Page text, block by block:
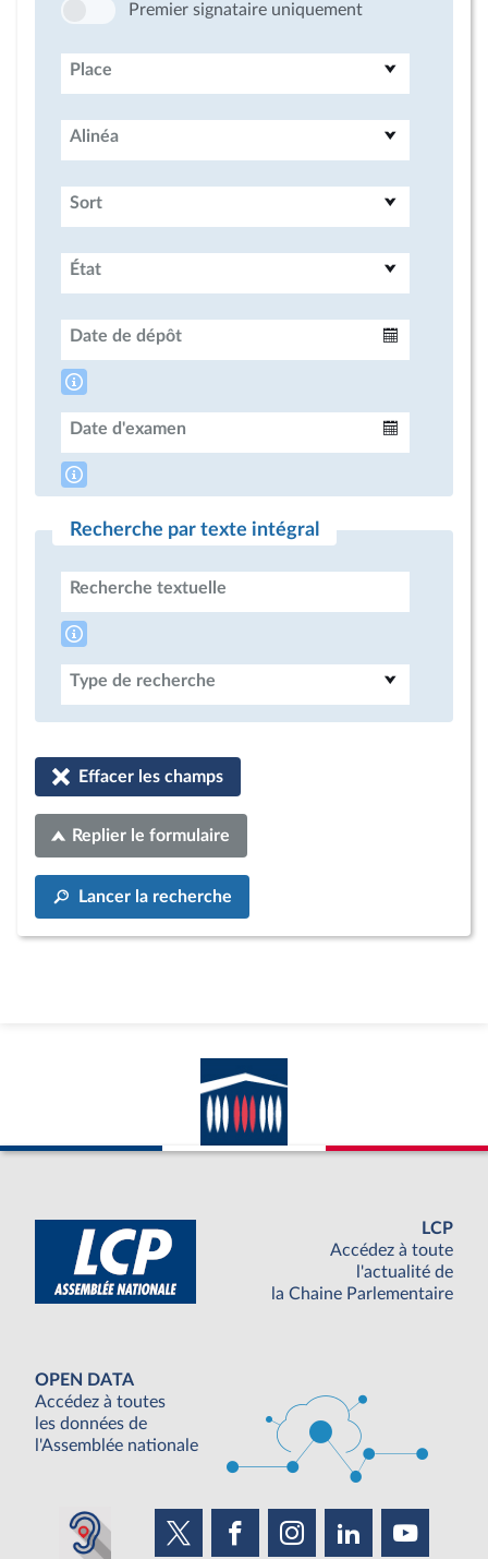
Premier signataire uniquement
Place
Alinéa
Sort
État
Date de dépôt
Date d'examen
Recherche par texte intégral
Recherche textuelle
Type de recherche
Effacer les champs
Replier le formulaire
Lancer la recherche
LCP
Accédez à toute
l'actualité de
la Chaine Parlementaire
OPEN DATA
Accédez à toutes
les données de
l'Assemblée nationale